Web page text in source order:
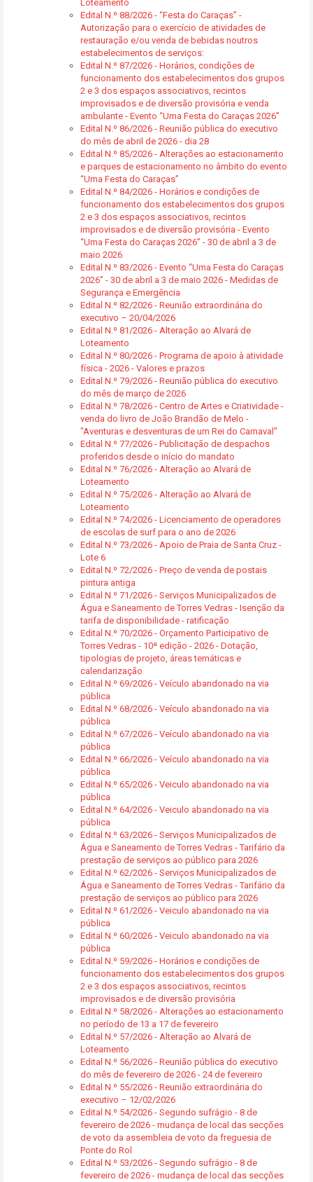
Loteamento
Edital N.º 88/2026 - “Festa do Caraças” -
Autorização para o exercício de atividades de
restauração e/ou venda de bebidas noutros
estabelecimentos de serviços:
Edital N.º 87/2026 - Horários, condições de
funcionamento dos estabelecimentos dos grupos
2 e 3 dos espaços associativos, recintos
improvisados e de diversão provisória e venda
ambulante - Evento “Uma Festa do Caraças 2026”
Edital N.º 86/2026 - Reunião pública do executivo
do mês de abril de 2026 - dia 28
Edital N.º 85/2026 - Alterações ao estacionamento
e parques de estacionamento no âmbito do evento
“Uma Festa do Caraças”
Edital N.º 84/2026 - Horários e condições de
funcionamento dos estabelecimentos dos grupos
2 e 3 dos espaços associativos, recintos
improvisados e de diversão provisória - Evento
“Uma Festa do Caraças 2026” - 30 de abril a 3 de
maio 2026
Edital N.º 83/2026 - Evento “Uma Festa do Caraças
2026” - 30 de abril a 3 de maio 2026 - Medidas de
Segurança e Emergência
Edital N.º 82/2026 - Reunião extraordinária do
executivo – 20/04/2026
Edital N.º 81/2026 - Alteração ao Alvará de
Loteamento
Edital N.º 80/2026 - Programa de apoio à atividade
física - 2026 - Valores e prazos
Edital N.º 79/2026 - Reunião pública do executivo
do mês de março de 2026
Edital N.º 78/2026 - Centro de Artes e Criatividade -
venda do livro de João Brandão de Melo -
"Aventuras e desventuras de um Rei do Carnaval"
Edital N.º 77/2026 - Publicitação de despachos
proferidos desde o início do mandato
Edital N.º 76/2026 - Alteração ao Alvará de
Loteamento
Edital N.º 75/2026 - Alteração ao Alvará de
Loteamento
Edital N.º 74/2026 - Licenciamento de operadores
de escolas de surf para o ano de 2026
Edital N.º 73/2026 - Apoio de Praia de Santa Cruz -
Lote 6
Edital N.º 72/2026 - Preço de venda de postais
pintura antiga
Edital N.º 71/2026 - Serviços Municipalizados de
Água e Saneamento de Torres Vedras - Isenção da
tarifa de disponibilidade - ratificação
Edital N.º 70/2026 - Orçamento Participativo de
Torres Vedras - 10ª edição - 2026 - Dotação,
tipologias de projeto, áreas temáticas e
calendarização
Edital N.º 69/2026 - Veículo abandonado na via
pública
Edital N.º 68/2026 - Veículo abandonado na via
pública
Edital N.º 67/2026 - Veículo abandonado na via
pública
Edital N.º 66/2026 - Veículo abandonado na via
pública
Edital N.º 65/2026 - Veiculo abandonado na via
pública
Edital N.º 64/2026 - Veiculo abandonado na via
pública
Edital N.º 63/2026 - Serviços Municipalizados de
Água e Saneamento de Torres Vedras - Tarifário da
prestação de serviços ao público para 2026
Edital N.º 62/2026 - Serviços Municipalizados de
Água e Saneamento de Torres Vedras - Tarifário da
prestação de serviços ao público para 2026
Edital N.º 61/2026 - Veiculo abandonado na via
pública
Edital N.º 60/2026 - Veiculo abandonado na via
pública
Edital N.º 59/2026 - Horários e condições de
funcionamento dos estabelecimentos dos grupos
2 e 3 dos espaços associativos, recintos
improvisados e de diversão provisória
Edital N.º 58/2026 - Alterações ao estacionamento
no período de 13 a 17 de fevereiro
Edital N.º 57/2026 - Alteração ao Alvará de
Loteamento
Edital N.º 56/2026 - Reunião pública do executivo
do mês de fevereiro de 2026 - 24 de fevereiro
Edital N.º 55/2026 - Reunião extraordinária do
executivo – 12/02/2026
Edital N.º 54/2026 - Segundo sufrágio - 8 de
fevereiro de 2026 - mudança de local das secções
de voto da assembleia de voto da freguesia de
Ponte do Rol
Edital N.º 53/2026 - Segundo sufrágio - 8 de
fevereiro de 2026 - mudança de local das secções